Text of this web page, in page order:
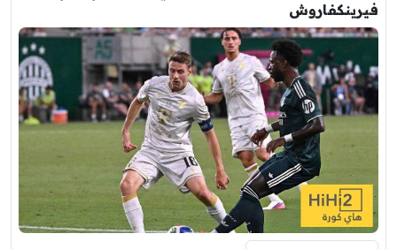
فيرينكفاروش